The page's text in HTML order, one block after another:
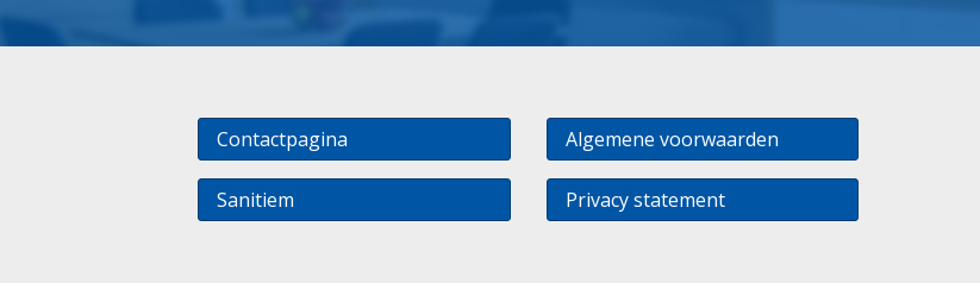
Contactpagina
Sanitiem
Algemene voorwaarden
Privacy statement